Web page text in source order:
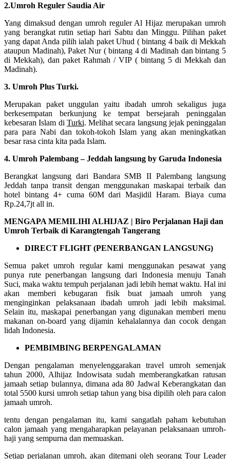
2.Umroh Reguler Saudia Air
Yang dimaksud dengan umroh reguler Al Hijaz merupakan umroh
yang berangkat rutin setiap hari Sabtu dan Minggu. Pilihan paket
yang dapat Anda pilih ialah paket Uhud ( bintang 4 baik di Mekkah
ataupun Madinah), Paket Nur ( bintang 4 di Madinah dan bintang 5
di Mekkah), dan paket Rahmah / VIP ( bintang 5 di Mekkah dan
Madinah).
3. Umroh Plus Turki.
Merupakan paket unggulan yaitu ibadah umroh sekaligus juga
berkesempatan berkunjung ke tempat bersejarah peninggalan
kebesaran Islam di Turki. Melihat secara langsung jejak peninggalan
para para Nabi dan tokoh-tokoh Islam yang akan meningkatkan
besar rasa cinta kita pada Islam.
4. Umroh Palembang – Jeddah langsung by Garuda Indonesia
Berangkat langsung dari Bandara SMB II Palembang langsung
Jeddah tanpa transit dengan menggunakan maskapai terbaik dan
hotel bintang 4+ cuma 60M dari Masjidil Haram. Biaya cuma
Rp.24,7jt all in.
MENGAPA MEMILIHI ALHIJAZ | Biro Perjalanan Haji dan
Umroh Terbaik di Karangtengah Tangerang
DIRECT FLIGHT (PENERBANGAN LANGSUNG)
Semua paket umroh regular kami menggunakan pesawat yang
punya rute penerbangan langsung dari Indonesia menuju Tanah
Suci, maka waktu tempuh perjalanan jadi lebih hemat waktu. Hal ini
akan memberi kebugaran fisik buat jamaah umroh yang
menginginkan pelaksanaan ibadah umroh jadi lebih maksimal.
Selain itu, maskapai penerbangan yang digunakan memberi menu
makanan on-board yang dijamin kehalalannya dan cocok dengan
lidah Indonesia.
PEMBIMBING BERPENGALAMAN
Dengan pengalaman menyelenggarakan travel umroh semenjak
tahun 2000, Alhijaz Indowisata sudah memberangkatkan ratusan
jamaah setiap bulannya, dimana ada 80 Jadwal Keberangkatan dan
total 5500 kursi umroh setiap tahun yang bisa dipilih oleh para calon
jamaah umroh.
tentu dengan pengalaman itu, kami sangatlah paham kebutuhan
calon jamaah yang mengaharapkan pelayanan pelaksanaan umroh-
haji yang sempurna dan memuaskan.
Setiap perjalanan umroh, akan ditemani oleh seorang Tour Leader